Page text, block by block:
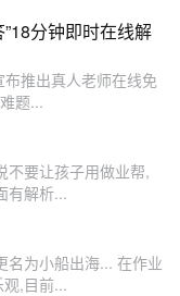
分钟即时在线解
推出真人老师在线免
题...
不要让孩子用做业帮,
有解析...
名为小船出海... 在作业
,目前...